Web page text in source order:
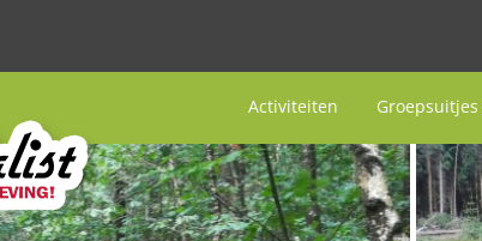
Activiteiten Groepsuitjes